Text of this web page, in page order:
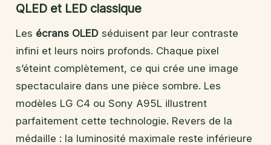
QLED et LED classique
Les écrans OLED séduisent par leur contraste
infini et leurs noirs profonds. Chaque pixel
s’éteint complètement, ce qui crée une image
spectaculaire dans une pièce sombre. Les
modèles LG C4 ou Sony A95L illustrent
parfaitement cette technologie. Revers de la
médaille : la luminosité maximale reste inférieure